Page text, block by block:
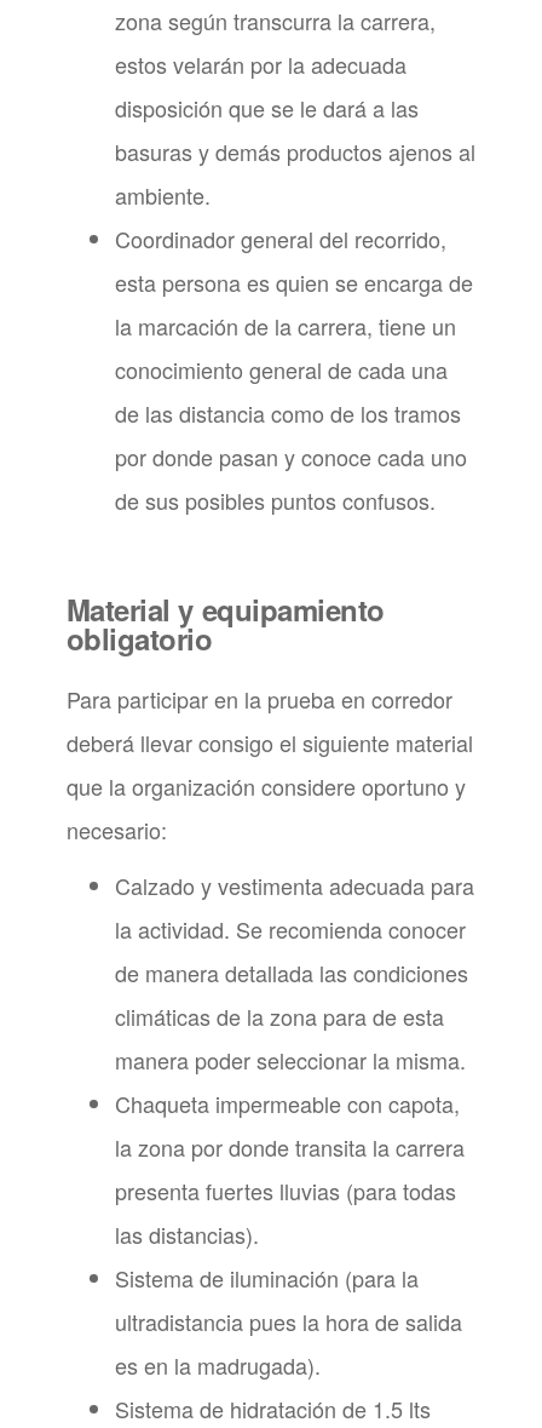
zona según transcurra la carrera,
estos velarán por la adecuada
disposición que se le dará a las
basuras y demás productos ajenos al
ambiente.
Coordinador general del recorrido,
esta persona es quien se encarga de
la marcación de la carrera, tiene un
conocimiento general de cada una
de las distancia como de los tramos
por donde pasan y conoce cada uno
de sus posibles puntos confusos.
Material y equipamiento
obligatorio
Para participar en la prueba en corredor
deberá llevar consigo el siguiente material
que la organización considere oportuno y
necesario:
Calzado y vestimenta adecuada para
la actividad. Se recomienda conocer
de manera detallada las condiciones
climáticas de la zona para de esta
manera poder seleccionar la misma.
Chaqueta impermeable con capota,
la zona por donde transita la carrera
presenta fuertes lluvias (para todas
las distancias).
Sistema de iluminación (para la
ultradistancia pues la hora de salida
es en la madrugada).
Sistema de hidratación de 1.5 lts